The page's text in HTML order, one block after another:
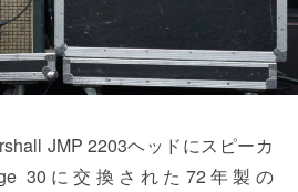
JMP 2203ヘッドにスピーカ
30に交換された72年製の